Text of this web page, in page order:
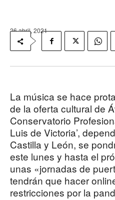
26 abril, 2021
La música se hace
de la oferta cultural de
Conservatorio
Luis de Victoria’,
Castilla y León, se
este lunes y hasta el
unas «jornadas de
tendrán que hacer
restricciones por la